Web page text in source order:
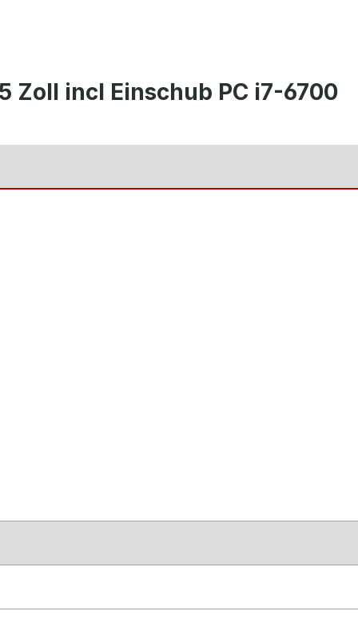
Zoll incl Einschub PC i7-6700